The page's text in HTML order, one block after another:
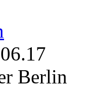
Berlin